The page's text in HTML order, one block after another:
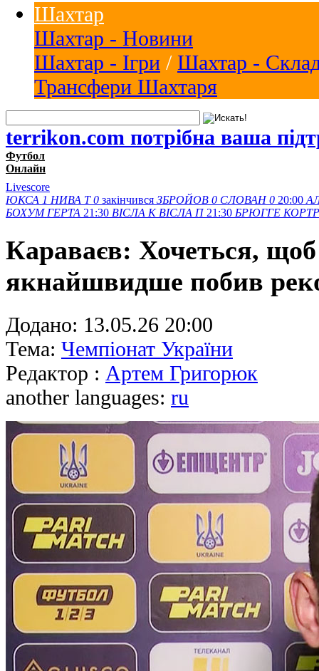
Шахтар
Шахтар - Новини
Шахтар - Ігри / Шахтар -
Трансфери Шахтаря
terrikon.com потрібна ваша
Футбол
Онлайн
Livescore
ЮКСА 1 НИВА Т 0 закінчився ЗБРОЙОВ 0 СЛОВАН 0 20:00
БОХУМ ГЕРТА 21:30 ВІСЛА K ВІСЛА П 21:30 БРЮГГЕ
Караваєв: Хочеться,
якнайшвидше побив
Додано: 13.05.26 20:00
Тема: Чемпіонат України
Редактор : Артем Григорюк
another languages: ru